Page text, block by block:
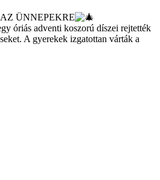
ÜNNEPEKRE
óriás adventi koszorú díszei rejtették
A gyerekek izgatottan várták a